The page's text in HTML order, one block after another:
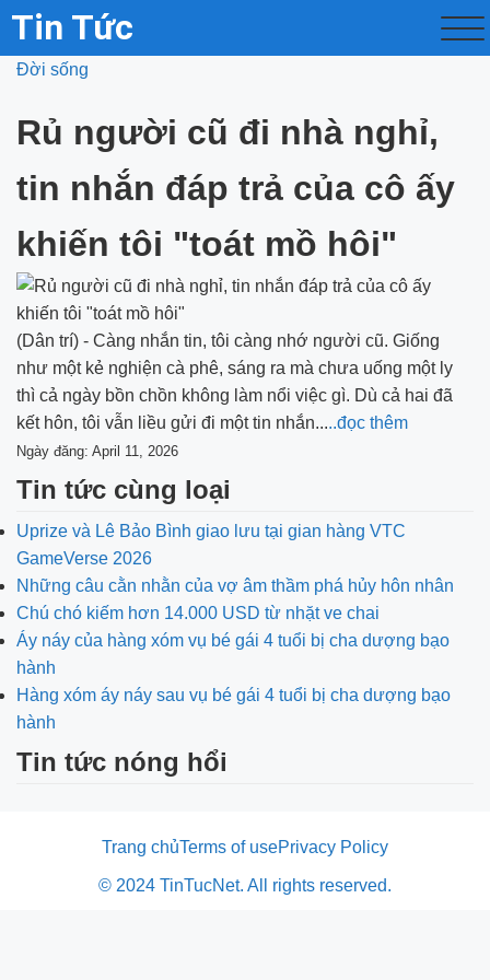
Tin Tức
Đời sống
Rủ người cũ đi nhà nghỉ,
tin nhắn đáp trả của cô ấy
khiến tôi "toát mồ hôi"
(Dân trí) - Càng nhắn tin, tôi càng nhớ người cũ. Giống
như một kẻ nghiện cà phê, sáng ra mà chưa uống một ly
thì cả ngày bồn chồn không làm nổi việc gì. Dù cả hai đã
kết hôn, tôi vẫn liều gửi đi một tin nhắn.....đọc thêm
Ngày đăng: April 11, 2026
Tin tức cùng loại
Uprize và Lê Bảo Bình giao lưu tại gian hàng VTC
GameVerse 2026
Những câu cằn nhằn của vợ âm thầm phá hủy hôn nhân
Chú chó kiếm hơn 14.000 USD từ nhặt ve chai
Áy náy của hàng xóm vụ bé gái 4 tuổi bị cha dượng bạo
hành
Hàng xóm áy náy sau vụ bé gái 4 tuổi bị cha dượng bạo
hành
Tin tức nóng hổi
Trang chủTerms of usePrivacy Policy
© 2024 TinTucNet. All rights reserved.